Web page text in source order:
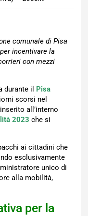
comunale di Pisa
incentivare la
con mezzi
durante il Pisa
scorsi nel
all’interno
2023 che si
ai cittadini che
esclusivamente
unico di
alla mobilità,
per la